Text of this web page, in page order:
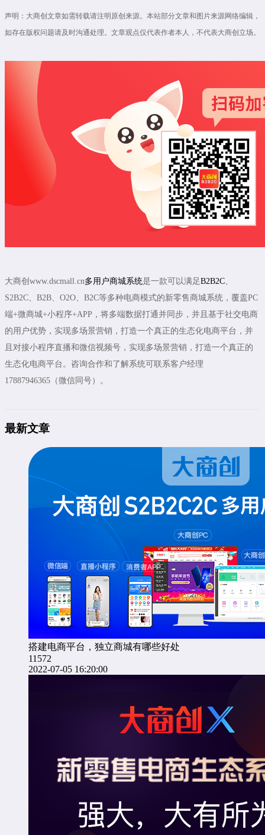
声明：大商创文章如需转载请注明原创来源。本站部分文章和图片来源网络编辑，
如存在版权问题请及时沟通处理。文章观点仅代表作者本人，不代表大商创立场。
大商创www.dscmall.cn多用户商城系统是一款可以满足B2B2C
S2B2C、B2B、O2O、B2C等多种电商模式的新零售商城系统，覆盖PC
端+微商城+小程序+APP，将多端数据打通并同步，并且基于社交电商
的用户优势，实现多场景营销，打造一个真正的生态化电商平台，并
且对接小程序直播和微信视频号，实现多场景营销，打造一个真正的
生态化电商平台。咨询合作和了解系统可联系客户经理
17887946365（微信同号）。
最新文章
搭建电商平台，独立商城有哪些好处
11572
2022-07-05 16:20:00